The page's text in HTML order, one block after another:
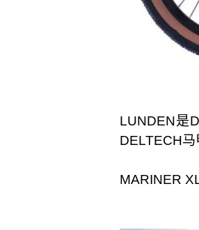
LUNDEN是
DELTECH马
MARINER